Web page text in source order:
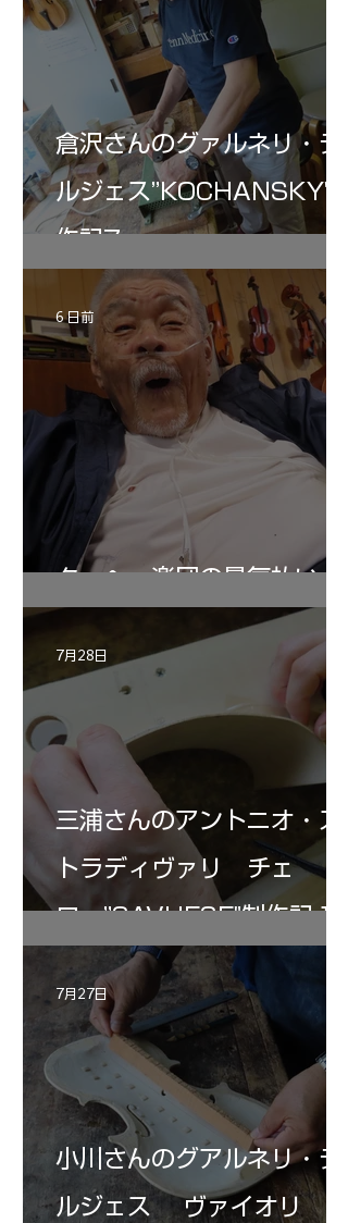
倉沢さんのグァルネリ・デ
ルジェス”KOCHANSKY"制
作記7
ターヘー楽団の暑気払い
6 日前
三浦さんのアントニオ・ス
トラディヴァリ チェ
ロ ”SAVUESE"制作記１2
7月28日
小川さんのグアルネリ・デ
ルジェス ヴァイオリ
7月27日